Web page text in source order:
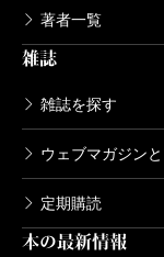
著者一覧
雑誌
雑誌を探す
ウェブマガジン
定期購読
本の最新情報